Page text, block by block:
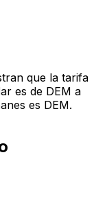
que la tarifa
es de DEM a
es DEM.